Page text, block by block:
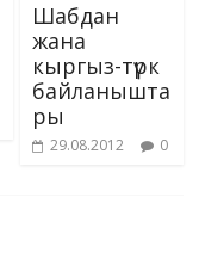
Шабдан
жана
кыргыз-түрк
байланышта
ры
29.08.2012 0